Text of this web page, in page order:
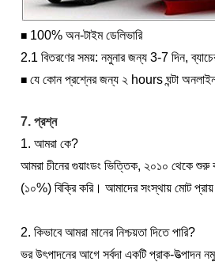
■ 100% অন-টাইম ডেলিভারি
2.1 বিতরণের সময়: নমুনার জন্য 3-7 দিন,
■ যে কোন প্রশ্নের জন্য ২ hours ঘন্টা অনলাইন
7. প্রশ্ন
1. আমরা কে?
আমরা চীনের গুয়াংডং ভিত্তিক, ২০১০ থেকে শুরু
(১০%) বিক্রি করি। আমাদের সংস্থায় মোট
2. কিভাবে আমরা মানের নিশ্চয়তা দিতে পারি?
ভর উৎপাদনের আগে সর্বদা একটি প্রাক-উত্পাদন